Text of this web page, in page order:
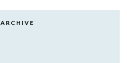
ARCHIVE